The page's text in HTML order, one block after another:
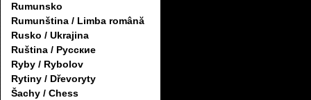
Rumunsko
Rumunština / Limba română
Rusko / Ukrajina
Ruština / Русские
Ryby / Rybolov
Rytiny / Dřevoryty
Šachy / Chess